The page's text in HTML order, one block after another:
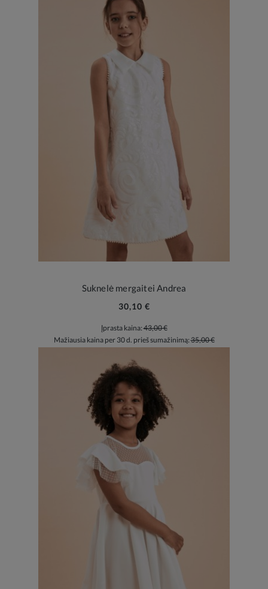
Suknelė mergaitei Andrea
30,10 €
Įprasta kaina:43,00 €
Mažiausia kaina per 30 d. prieš sumažinimą:35,00 €